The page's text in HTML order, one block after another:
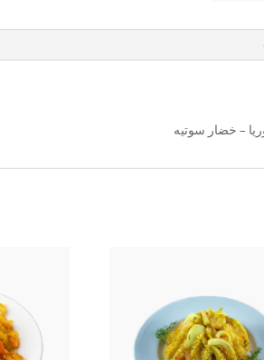
– خضار سوتيه